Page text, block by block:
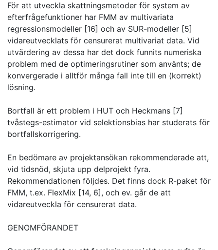
För att utveckla skattningsmetoder för system av
efterfrågefunktioner har FMM av multivariata
regressionsmodeller [16] och av SUR-modeller [5]
vidareutvecklats för censurerat multivariat data. Vid
utvärdering av dessa har det dock funnits numeriska
problem med de optimeringsrutiner som använts; de
konvergerade i alltför många fall inte till en (korrekt)
lösning.
Bortfall är ett problem i HUT och Heckmans [7]
tvåstegs-estimator vid selektionsbias har studerats för
bortfallskorrigering.
En bedömare av projektansökan rekommenderade att,
vid tidsnöd, skjuta upp delprojekt fyra.
Rekommendationen följdes. Det finns dock R-paket för
FMM, t.ex. FlexMix [14, 6], och ev. går de att
vidareutveckla för censurerat data.
GENOMFÖRANDET